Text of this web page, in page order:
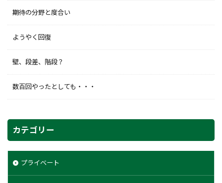
期待の分野と度合い
ようやく回復
壁、段差、階段？
数百回やったとしても・・・
カテゴリー
プライベート